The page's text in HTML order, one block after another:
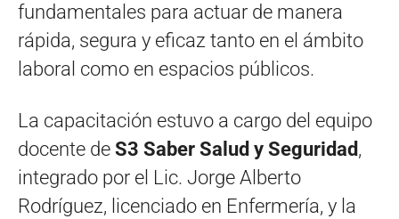
fundamentales para actuar de manera
rápida, segura y eficaz tanto en el ámbito
laboral como en espacios públicos.
La capacitación estuvo a cargo del equipo
docente de S3 Saber Salud y Seguridad,
integrado por el Lic. Jorge Alberto
Rodríguez, licenciado en Enfermería, y la